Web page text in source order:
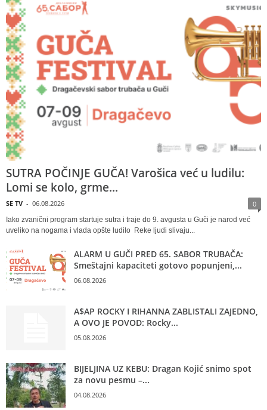
SUTRA POČINJE GUČA! Varošica već u ludilu:
Lomi se kolo, grme...
SE TV - 06.08.2026 0
Iako zvanični program startuje sutra i traje do 9. avgusta u Guči je narod već
uveliko na nogama i vlada opšte ludilo Reke ljudi slivaju...
ALARM U GUČI PRED 65. SABOR TRUBAČA:
Smeštajni kapaciteti gotovo popunjeni,...
06.08.2026
A$AP ROCKY I RIHANNA ZABLISTALI ZAJEDNO,
A OVO JE POVOD: Rocky...
05.08.2026
BIJELJINA UZ KEBU: Dragan Kojić snimo spot
za novu pesmu –...
04.08.2026